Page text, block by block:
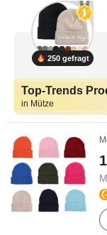
250 gefragt
Top-Trends
in Mütze